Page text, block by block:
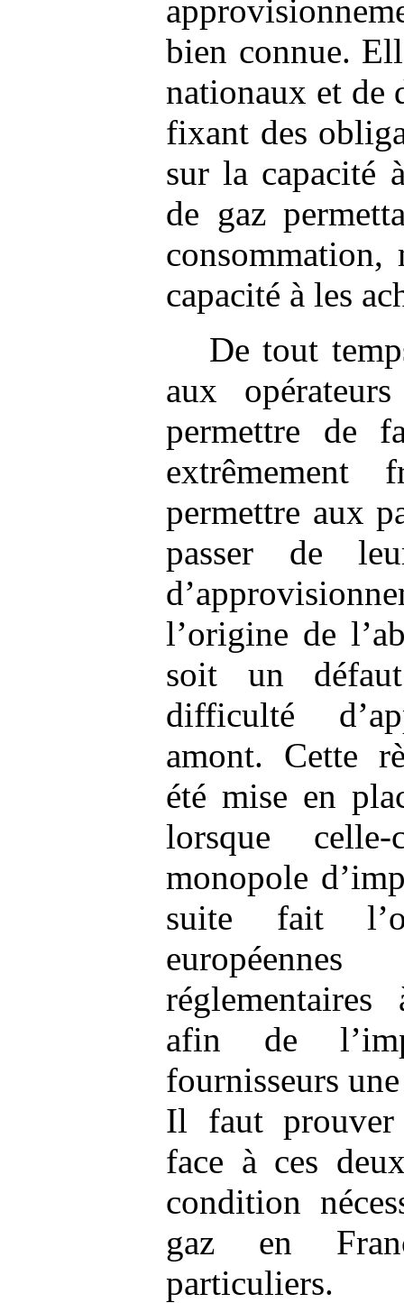
bien connue.
nationaux et de
fixant des
sur la capacité
de gaz
consommation,
capacité à les
De tout
aux
permettre de
permettre aux
passer de
l’origine de
soit un
difficulté
amont. Cette
été mise en
lorsque
monopole
suite fait
afin de
fournisseurs
Il faut
face à ces
condition
gaz en
particuliers.